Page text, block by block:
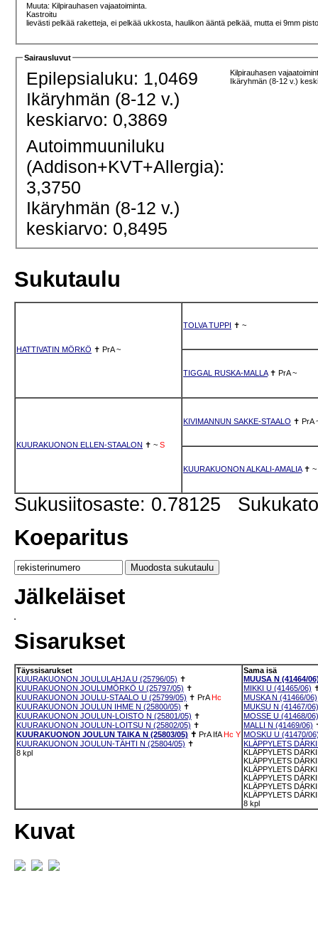
Muuta: Kilpirauhasen vajaatoiminta.
Kastroitu
lievästi pelkää raketteja, ei pelkää ukkosta, haulikon ääntä pelkää, mutta ei 9mm
Sairausluvut
Epilepsialuku: 1,0469
Ikäryhmän (8-12 v.)
keskiarvo: 0,3869
Kilpirauhasen
Ikäryhmän (8-12 v.)
Autoimmuuniluku
(Addison+KVT+Allergia):
3,3750
Ikäryhmän (8-12 v.)
keskiarvo: 0,8495
Sukutaulu
HATTIVATIN MÖRKÖ ✝ PrA ~
TOLVA TUPPI ✝ ~
TIGGAL RUSKA-MALLA✝ PrA ~
KUURAKUONON ELLEN-STAALON ✝ ~ S
KIVIMANNUN SAKKE-STAALO ✝ PrA
KUURAKUONON ALKALI-AMALIA✝ ~
Sukusiitosaste: 0.78125
Koeparitus
Jälkeläiset
Sisarukset
Täyssisarukset
KUURAKUONON JOULULAHJA U (25796/05) ✝
KUURAKUONON JOULUMÖRKÖ U (25797/05) ✝
KUURAKUONON JOULU-STAALO U (25799/05) ✝ PrA Hc
KUURAKUONON JOULUN IHME N (25800/05) ✝
KUURAKUONON JOULUN-LOISTO N (25801/05) ✝
KUURAKUONON JOULUN-LOITSU N (25802/05) ✝
KUURAKUONON JOULUN TAIKA N (25803/05) ✝ PrA IfA Hc Y
KUURAKUONON JOULUN-TÄHTI N (25804/05) ✝
8 kpl
Sama isä
MUUSA N (41464/
MIKKI U (41465/06)
MUSKA N (41466/06)
MUKSU N (41467/06)
MOSSE U (41468/06)
MALLI N (41469/06)
MOSKU U (41470/
KLÄPPYLETS
KLÄPPYLETS
KLÄPPYLETS
KLÄPPYLETS
KLÄPPYLETS
KLÄPPYLETS
KLÄPPYLETS
8 kpl
Kuvat